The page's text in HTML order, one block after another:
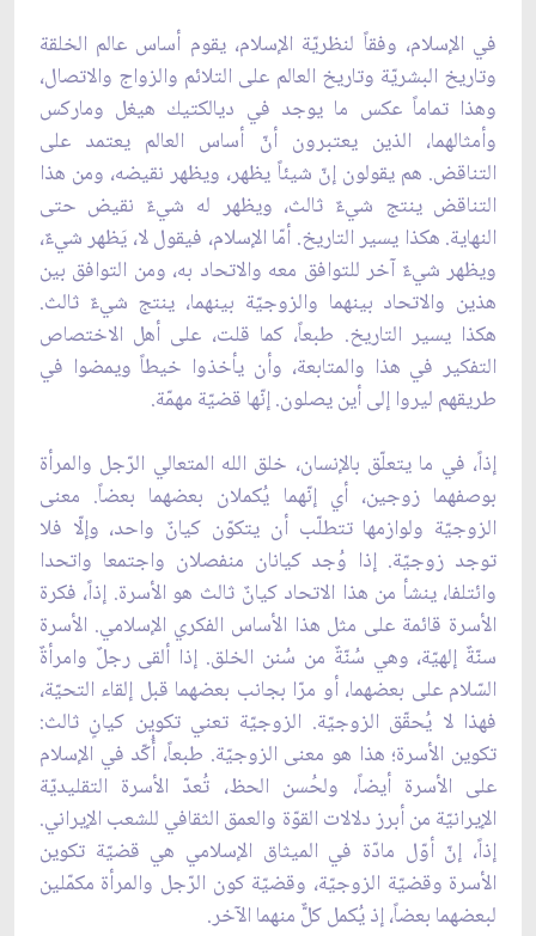
في الإسلام، وفقاً لنظريّة الإسلام، يقوم أساس عالم الخلقة
وتاريخ البشريّة وتاريخ العالم على التلائم والزواج والاتصال،
وهذا تماماً عكس ما يوجد في ديالكتيك هيغل وماركس
وأمثالهما، الذين يعتبرون أنّ أساس العالم يعتمد على
التناقض. هم يقولون إنّ شيئاً يظهر، ويظهر نقيضه، ومن هذا
التناقض ينتج شيءٌ ثالث، ويظهر له شيءٌ نقيض حتى
النهاية. هكذا يسير التاريخ. أمّا الإسلام، فيقول لا، يَظهر شيءٌ،
ويظهر شيءٌ آخر للتوافق معه والاتحاد به، ومن التوافق بين
هذين والاتحاد بينهما والزوجيّة بينهما، ينتج شيءٌ ثالث.
هكذا يسير التاريخ. طبعاً، كما قلت، على أهل الاختصاص
التفكير في هذا والمتابعة، وأن يأخذوا خيطاً ويمضوا في
طريقهم ليروا إلى أين يصلون. إنّها قضيّة مهمّة.
إذاً، في ما يتعلّق بالإنسان، خلق الله المتعالي الرّجل والمرأة
بوصفهما زوجين، أي إنّهما يُكملان بعضهما بعضاً. معنى
الزوجيّة ولوازمها تتطلّب أن يتكوّن كيانٌ واحد، وإلّا فلا
توجد زوجيّة. إذا وُجد كيانان منفصلان واجتمعا واتحدا
وائتلفا، ينشأ من هذا الاتحاد كيانٌ ثالث هو الأسرة. إذاً، فكرة
الأسرة قائمة على مثل هذا الأساس الفكري الإسلامي. الأسرة
سنّةٌ إلهيّة، وهي سُنّةٌ من سُنن الخلق. إذا ألقى رجلٌ وامرأةٌ
السّلام على بعضهما، أو مرّا بجانب بعضهما قبل إلقاء التحيّة،
فهذا لا يُحقّق الزوجيّة. الزوجيّة تعني تكوين كيانٍ ثالث:
تكوين الأسرة؛ هذا هو معنى الزوجيّة. طبعاً، أُكّد في الإسلام
على الأسرة أيضاً، ولحُسن الحظ، تُعدّ الأسرة التقليديّة
الإيرانيّة من أبرز دلالات القوّة والعمق الثقافي للشعب الإيراني.
إذاً، إنّ أوّل مادّة في الميثاق الإسلامي هي قضيّة تكوين
الأسرة وقضيّة الزوجيّة، وقضيّة كون الرّجل والمرأة مكمّلين
لبعضهما بعضاً، إذ يُكمل كلٌّ منهما الآخر.